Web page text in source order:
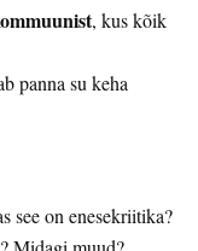
, kus kõik
panna su keha
see on enesekriitika?